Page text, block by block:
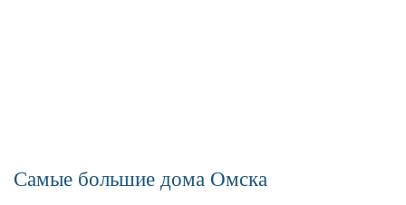
Самые большие дома Омска